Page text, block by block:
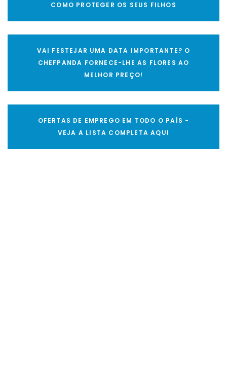
COMO PROTEGER OS SEUS FILHOS
VAI FESTEJAR UMA DATA IMPORTANTE? O
CHEFPANDA FORNECE-LHE AS FLORES AO
MELHOR PREÇO!
OFERTAS DE EMPREGO EM TODO O PAÍS -
VEJA A LISTA COMPLETA AQUI